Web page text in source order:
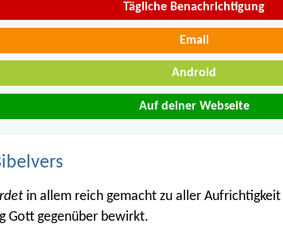
Tägliche Benachrichtigung
Email
Android
Auf deiner Webseite
in allem reich gemacht zu aller Aufrichtigkeit
Gott gegenüber bewirkt.